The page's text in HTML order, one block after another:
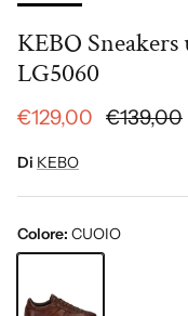
KEBO
LG5060
€129,00 €139,00
Di KEBO
Colore: CUOIO